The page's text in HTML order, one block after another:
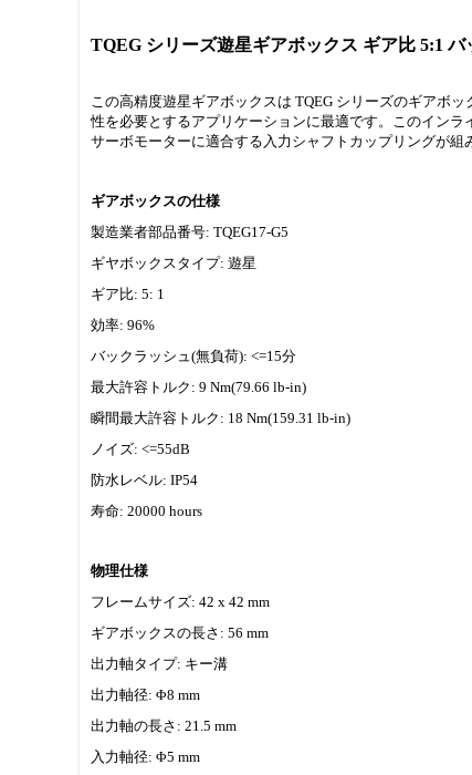
TQEG シリーズ遊星ギアボックス ギア比 5:1
この高精度遊星ギアボックスは TQEG シリーズのギアボ
性を必要とするアプリケーションに最適です。このイン
サーボモーターに適合する入力シャフトカップリングが組
ギアボックスの仕様
製造業者部品番号: TQEG17-G5
ギヤボックスタイプ: 遊星
ギア比: 5: 1
効率: 96%
バックラッシュ(無負荷): <=15分
最大許容トルク: 9 Nm(79.66 lb-in)
瞬間最大許容トルク: 18 Nm(159.31 lb-in)
ノイズ: <=55dB
防水レベル: IP54
寿命: 20000 hours
物理仕様
フレームサイズ: 42 x 42 mm
ギアボックスの長さ: 56 mm
出力軸タイプ: キー溝
出力軸径: Φ8 mm
出力軸の長さ: 21.5 mm
入力軸径: Φ5 mm